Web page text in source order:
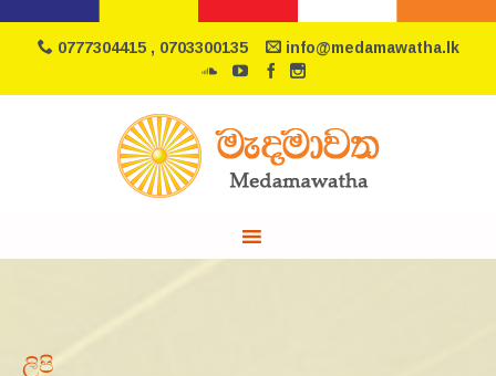
0777304415 , 0703300135 info@medamawatha.lk
ලිපි